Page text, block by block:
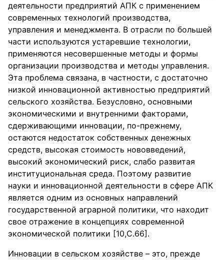
деятельности предприятий АПК с применением
современных технологий производства,
управления и менеджмента. В отрасли по большей
части используются устаревшие технологии,
применяются несовершенные методы и формы
организации производства и методы управления.
Эта проблема связана, в частности, с достаточно
низкой инновационной активностью предприятий
сельского хозяйства. Безусловно, основными
экономическими и внутренними факторами,
сдерживающими инновации, по-прежнему,
остаются недостаток собственных денежных
средств, высокая стоимость нововведений,
высокий экономический риск, слабо развитая
институциональная среда. Поэтому развитие
науки и инновационной деятельности в сфере АПК
является одним из основных направлений
государственной аграрной политики, что находит
свое отражение в концепциях современной
экономической политики [10,С.66].
Инновации в сельском хозяйстве – это, прежде